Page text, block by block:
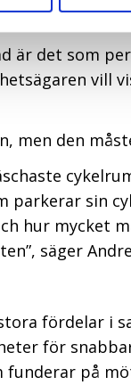
är det som
vill
men den
parkerar sin
hur mycket
säger
fördelar i
för
funderar på